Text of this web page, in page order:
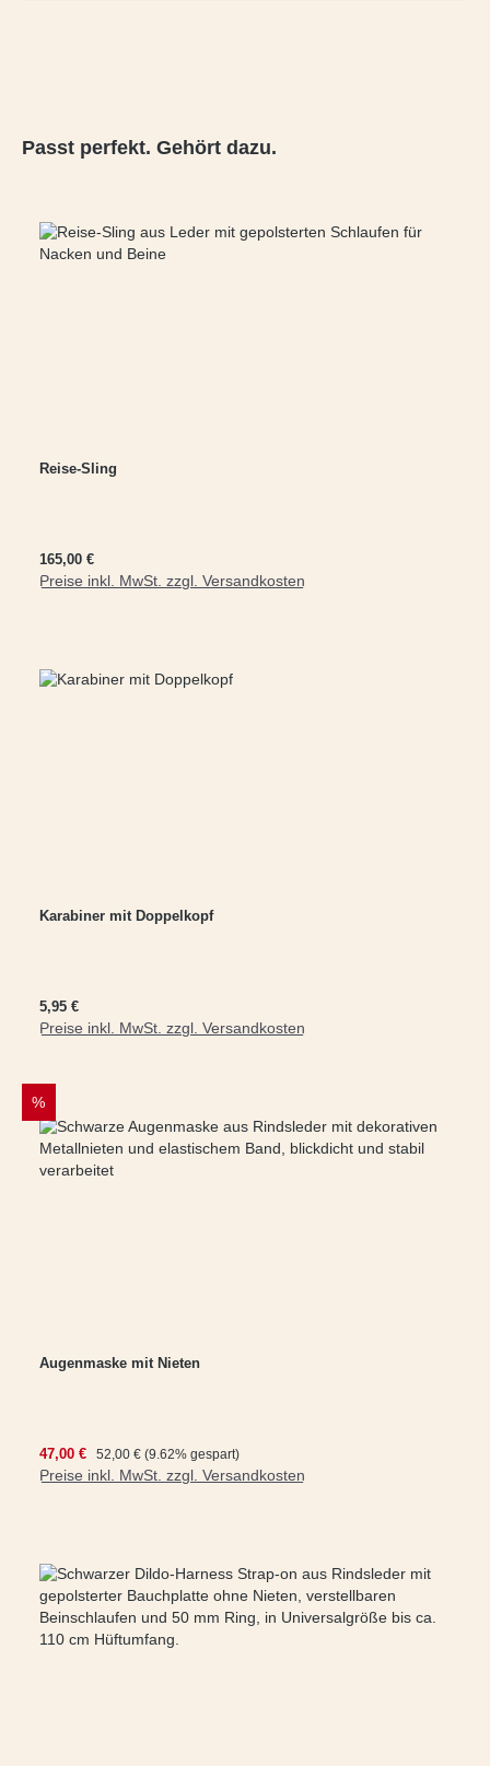
Produktgalerie überspringen
Passt perfekt. Gehört dazu.
Reise-Sling
Regulärer Preis:
165,00 €
Preise inkl. MwSt. zzgl. Versandkosten
In den Warenkorb
Karabiner mit Doppelkopf
Regulärer Preis:
5,95 €
Preise inkl. MwSt. zzgl. Versandkosten
In den Warenkorb
RABATT
%
Augenmaske mit Nieten
Verkaufspreis:
47,00 € Regulärer Preis:
52,00 € (9.62% gespart)
Preise inkl. MwSt. zzgl. Versandkosten
In den Warenkorb